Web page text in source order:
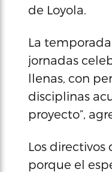
de Loyola.
La
jornadas
llenas, con
disciplinas
proyecto”,
Los
porque el